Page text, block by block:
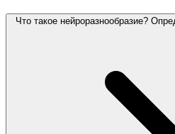
Что такое нейроразнообразие?